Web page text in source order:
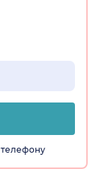
телефону